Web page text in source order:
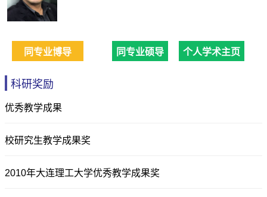
同专业博导 同专业硕导 个人学术主页
科研奖励
优秀教学成果
校研究生教学成果奖
2010年大连理工大学优秀教学成果奖